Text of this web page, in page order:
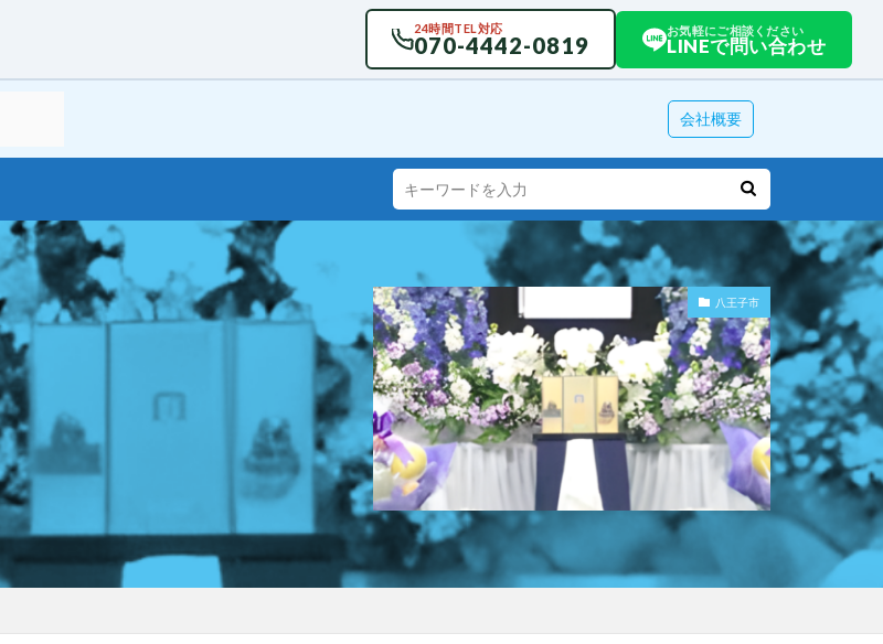
24時間TEL対応
070-4442-0819
お気軽にご相談ください
LINEで問い合わせ
会社概要
八王子市